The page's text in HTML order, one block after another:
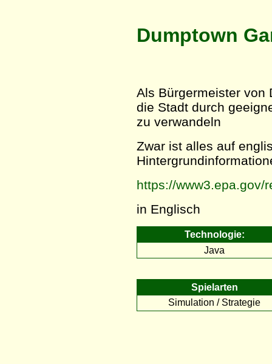
Dumptown
Als Bürgermeister von
die Stadt durch
zu verwandeln
Zwar ist alles auf
https://www3.epa.gov/
in Englisch
Technologie:
Java
Spielarten
Simulation / Strategie